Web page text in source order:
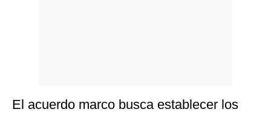
El acuerdo marco busca establecer los